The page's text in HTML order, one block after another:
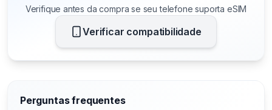
Verifique antes da compra se seu telefone suporta eSIM
Verificar compatibilidade
Perguntas frequentes